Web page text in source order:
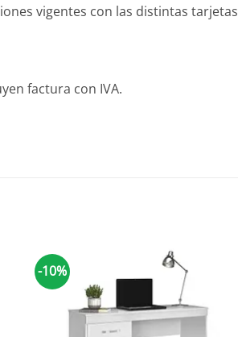
vigentes con las distintas tarjetas
factura con IVA.
-10%